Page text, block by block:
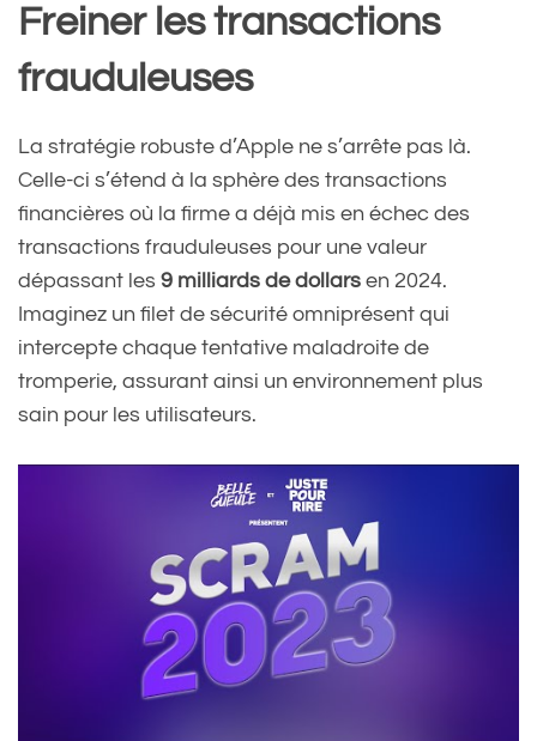
Freiner les transactions
frauduleuses
La stratégie robuste d’Apple ne s’arrête pas là.
Celle-ci s’étend à la sphère des transactions
financières où la firme a déjà mis en échec des
transactions frauduleuses pour une valeur
dépassant les 9 milliards de dollars en 2024.
Imaginez un filet de sécurité omniprésent qui
intercepte chaque tentative maladroite de
tromperie, assurant ainsi un environnement plus
sain pour les utilisateurs.